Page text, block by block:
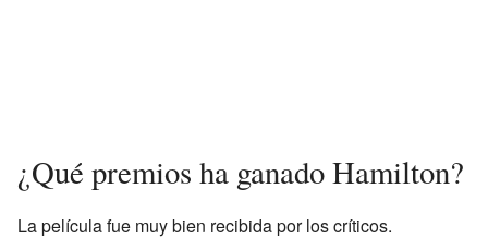
¿Qué premios ha ganado Hamilton?
La película fue muy bien recibida por los críticos.